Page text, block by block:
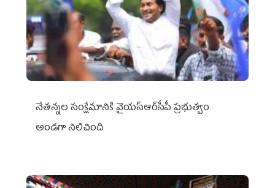
నేతన్నల సంక్షేమానికి వైయ‌స్ఆర్‌సీపీ ప్రభుత్వం
అండగా నిలిచింది